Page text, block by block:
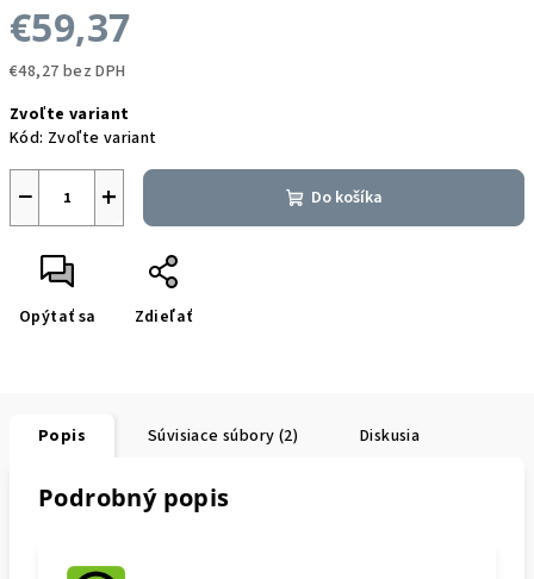
€59,37
€48,27 bez DPH
cena:
Zvoľte variant
Kód: Zvoľte variant
+
− Do košíka
Opýtať sa Zdieľať
Popis Súvisiace súbory (2) Diskusia
Podrobný popis